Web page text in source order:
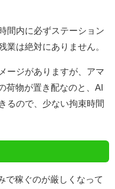
間内に必ずステーション
業は絶対にありません。
ージがありますが、アマ
荷物が置き配なのと、AI
るので、少ない拘束時間
で稼ぐのが厳しくなって